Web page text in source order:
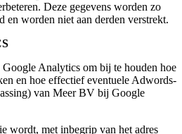
Deze gegevens worden zo
en worden niet aan derden verstrekt.
Analytics om bij te houden hoe
en hoe effectief eventuele Adwords-
van Meer BV bij Google
wordt, met inbegrip van het adres